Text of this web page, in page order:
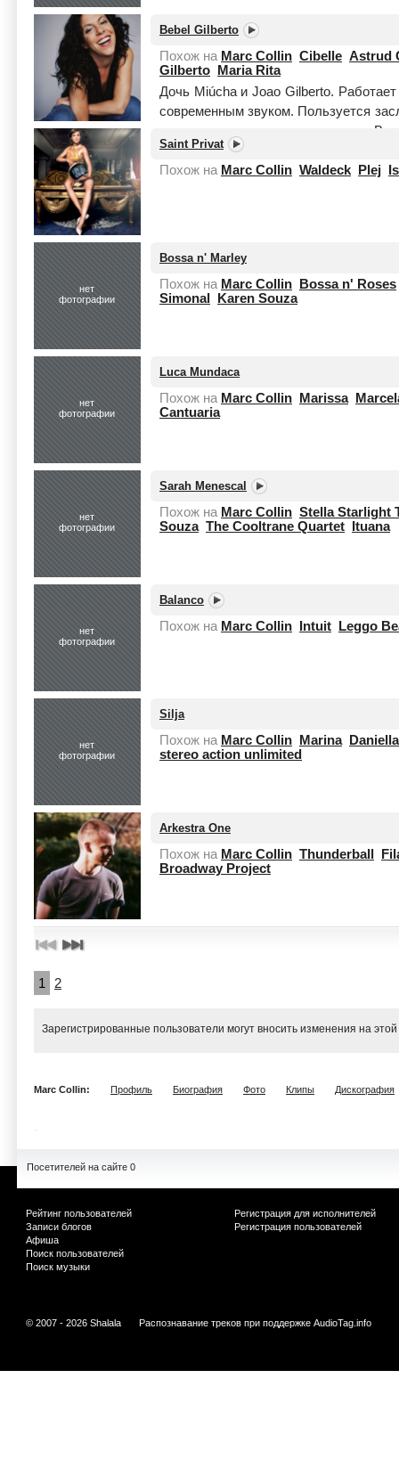
Bebel Gilberto
Похож на Marc Collin Cibelle Astrud
Gilberto
Maria Rita
Дочь Miúcha и Joao Gilberto.
современным звуком. Пользуется
за это ее регулярно ремиксуют.
Читать целиком
Saint Privat
Похож на Marc Collin Waldeck Plej
нет
фотографии
Bossa n' Marley
Похож на Marc Collin
Bossa n' Roses
Simonal
Karen Souza
нет
фотографии
Luca Mundaca
Похож на Marc Collin Marissa
Cantuaria
нет
фотографии
Sarah Menescal
Похож на Marc Collin Stella Starlight
Souza The Cooltrane Quartet Ituana
нет
фотографии
Balanco
Похож на Marc Collin Intuit Leggo
нет
фотографии
Silja
Похож на Marc Collin Marina
stereo action unlimited
Arkestra One
Похож на Marc Collin Thunderball
Broadway Project
1 2
Зарегистрированные пользователи могут вносить изменения на
Marc Collin: Профиль Биография Фото Клипы Дискография
Посетителей на сайте 0
Рейтинг пользователей
Записи блогов
Афиша
Поиск пользователей
Поиск музыки
Регистрация для исполнителей
Регистрация пользователей
© 2007 - 2026 Shalala Распознавание треков при поддержке AudioTag.info